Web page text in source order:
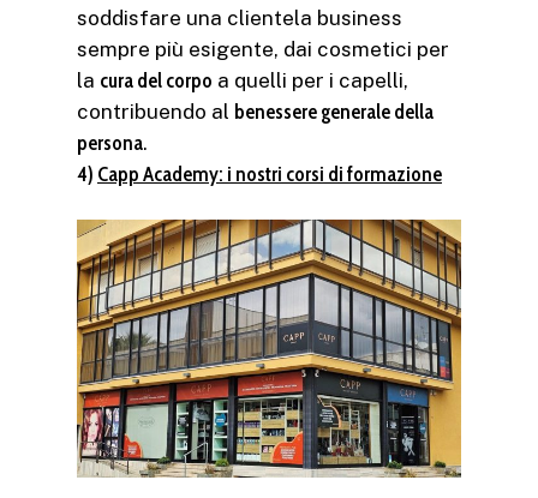
soddisfare una clientela business
sempre più esigente, dai cosmetici per
la cura del corpo a quelli per i capelli,
contribuendo al benessere generale della
persona.
4) Capp Academy: i nostri corsi di formazione